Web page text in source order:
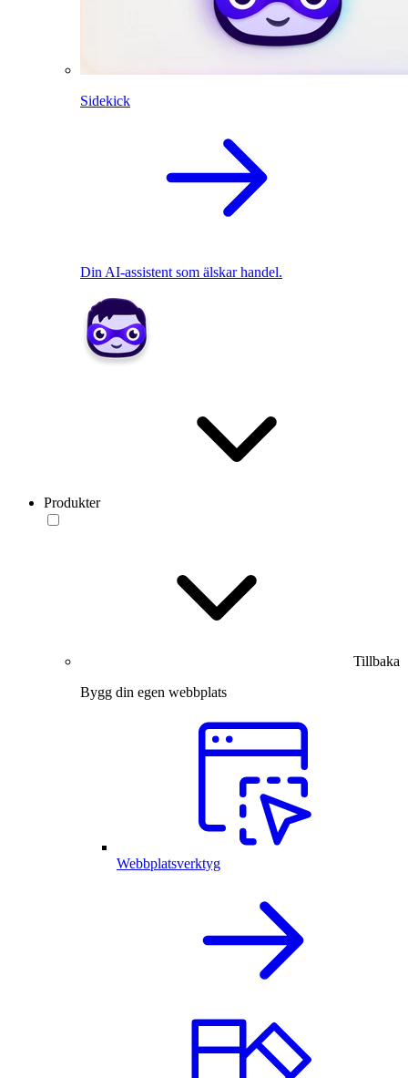
Sidekick
Din AI-assistent som älskar handel.
Produkter
Tillbaka
Bygg din egen webbplats
Webbplatsverktyg